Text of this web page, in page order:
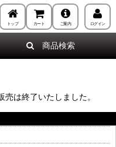
トップ カート ご案内 ログイン
商品検索
は終了いたしました。